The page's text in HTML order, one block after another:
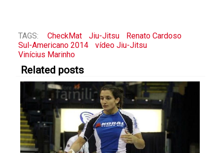
TAGS: CheckMat Jiu-Jitsu
Renato Cardoso
Sul-Americano 2014
vídeo Jiu-Jitsu
Vinícius Marinho
Related posts